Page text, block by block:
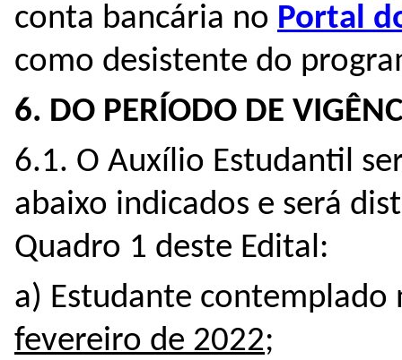
conta bancária no Portal
como desistente do
6. DO PERÍODO DE
6.1. O Auxílio Estudantil
abaixo indicados e será
Quadro 1 deste Edital:
a) Estudante contemplado
fevereiro de 2022;